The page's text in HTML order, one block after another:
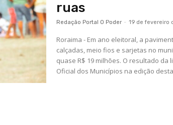
ruas
Redação Portal O Poder - 19 de fevereiro
Roraima - Em ano eleitoral, a
calçadas, meio fios e sarjetas no
quase R$ 19 milhões. O resultado da
Oficial dos Municípios na edição